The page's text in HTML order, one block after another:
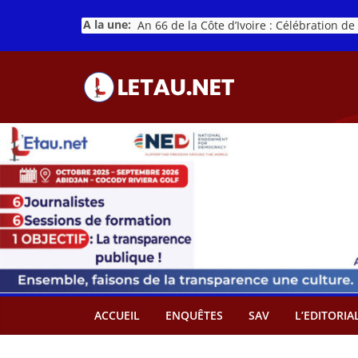
contenu
A la une:
ACCUEIL ENQUÊTES SAV